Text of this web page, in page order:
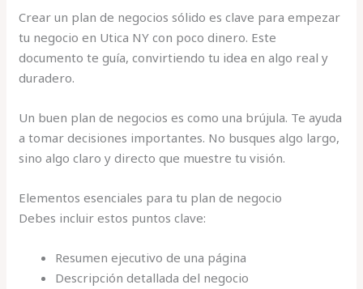
Crear un plan de negocios sólido es clave para empezar
tu negocio en Utica NY con poco dinero. Este
documento te guía, convirtiendo tu idea en algo real y
duradero.
Un buen plan de negocios es como una brújula. Te ayuda
a tomar decisiones importantes. No busques algo largo,
sino algo claro y directo que muestre tu visión.
Elementos esenciales para tu plan de negocio
Debes incluir estos puntos clave:
Resumen ejecutivo de una página
Descripción detallada del negocio